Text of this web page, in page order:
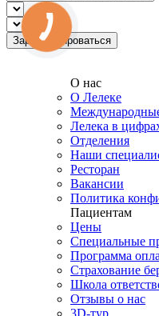
О нас
О Лелеке
Международные
Лелека в
Отделения
Наши
Ресторан
Вакансии
Политика
Пациентам
Цены
Специальные
Программа
Страхование
Школа
Отзывы о нас
3D-тур